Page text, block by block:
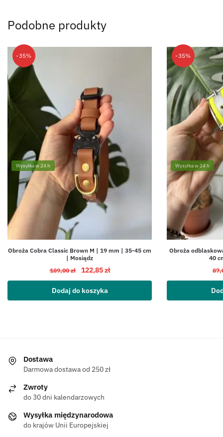
Podobne produkty
-35%
Wysyłka w 24 h
Obroża Cobra Classic Brown M | 19 mm | 35-45 cm
| Mosiądz
189,00zł 122,85zł
Dodaj do koszyka
-35%
Wysyłka w 24 h
Obroża
40
Dostawa
Darmowa dostawa od 250 zł
Zwroty
do 30 dni kalendarzowych
Wysyłka międzynarodowa
do krajów Unii Europejskiej